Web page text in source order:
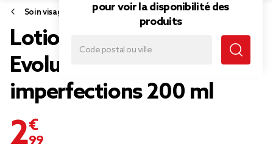
pour voir la disponibilité des
produits
Soin visage et corps
Lotion purifiante
Evoluderm anti
imperfections 200 ml
2,99 €